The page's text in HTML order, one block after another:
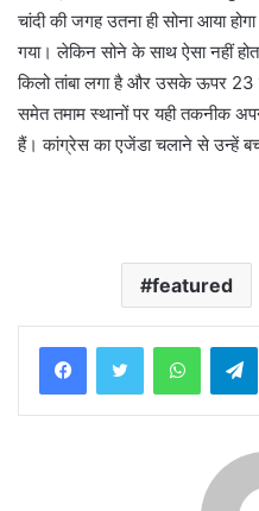
चांदी की जगह उतना ही सोना आया
गया। लेकिन सोने के साथ ऐसा नहीं
किलो तांबा लगा है और उसके ऊपर 23
समेत तमाम स्थानों पर यही तकनीक
हैं। कांग्रेस का एजेंडा चलाने से उन्हें
featured